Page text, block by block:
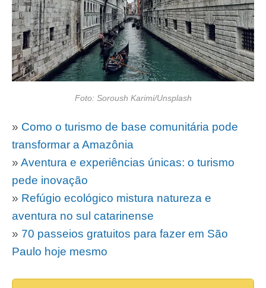
Foto: Soroush Karimi/Unsplash
» Como o turismo de base comunitária pode
transformar a Amazônia
» Aventura e experiências únicas: o turismo
pede inovação
» Refúgio ecológico mistura natureza e
aventura no sul catarinense
» 70 passeios gratuitos para fazer em São
Paulo hoje mesmo